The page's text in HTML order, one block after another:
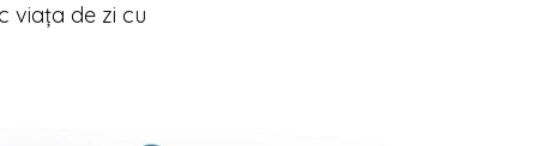
viața de zi cu